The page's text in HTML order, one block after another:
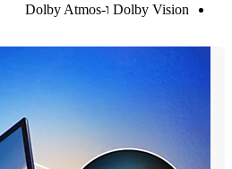
Dolby Vision ו-Dolby Atmos